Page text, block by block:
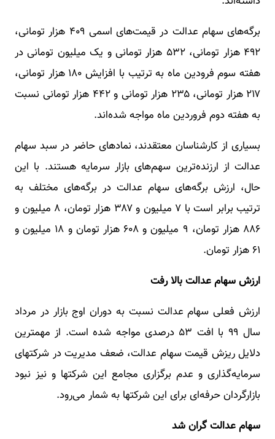
برگه‌های سهام عدالت در قیمت‌های اسمی ۴۰۹ هزار تومانی،
۴۹۲ هزار تومانی، ۵۳۲ هزار تومانی و یک میلیون تومانی در
هفته سوم فرودین ماه به ترتیب با افزایش ۱۸۰ هزار تومانی،
۲۱۷ هزار تومانی، ۲۳۵ هزار تومانی و ۴۴۲ هزار تومانی نسبت
به هفته دوم فروردین ماه مواجه شده‌اند.
بسیاری از کارشناسان معتقدند، نمادهای حاضر در سبد سهام
عدالت از ارزنده‌ترین سهم‌های بازار سرمایه هستند. با این
حال، ارزش برگه‌های سهام عدالت در برگه‌های مختلف به
ترتیب برابر است با ۷ میلیون و ۳۸۷ هزار تومان، ۸ میلیون و
۸۸۶ هزار تومان، ۹ میلیون و ۶۰۸ هزار تومان و ۱۸ میلیون و
۶۱ هزار تومان.
ارزش سهام عدالت بالا رفت
ارزش فعلی سهام عدالت نسبت به دوران اوج بازار در مرداد
سال ۹۹ با افت ۵۳ درصدی مواجه شده است. از مهمترین
دلایل ریزش قیمت سهام عدالت، ‌ضعف مدیریت در شرکتهای
سرمایه‌گذاری و عدم برگزاری مجامع این شرکتها و نیز نبود
بازارگردان حرفه‌ای برای این شرکتها به شمار می‌رود.
سهام عدالت گران شد